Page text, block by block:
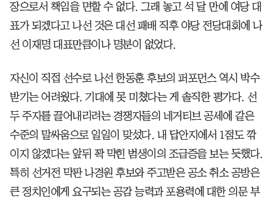
장으로서 책임을 면할 수 없다. 그래 놓고 석 달 만에 여당 대
표가 되겠다고 나선 것은 대선 패배 직후 야당 전당대회에 나
선 이재명 대표만큼이나 명분이 없었다.
자신이 직접 선수로 나선 한동훈 후보의 퍼포먼스 역시 박수
받기는 어려웠다. 기대에 못 미쳤다는 게 솔직한 평가다. 선
두 주자를 끌어내리려는 경쟁자들의 네거티브 공세에 같은
수준의 말싸움으로 일일이 맞섰다. 내 답안지에서 1점도 깎
이지 않겠다는 앞뒤 꽉 막힌 범생이의 조급증을 보는 듯했다.
특히 선거전 막판 나경원 후보와 주고받은 공소 취소 공방은
큰 정치인에게 요구되는 공감 능력과 포용력에 대한 의문 부